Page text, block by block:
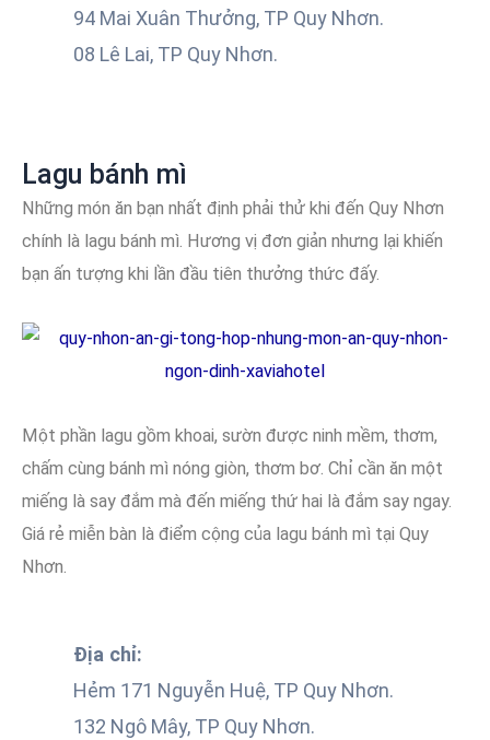
94 Mai Xuân Thưởng, TP Quy Nhơn.
08 Lê Lai, TP Quy Nhơn.
Lagu bánh mì
Những món ăn bạn nhất định phải thử khi đến Quy Nhơn
chính là lagu bánh mì. Hương vị đơn giản nhưng lại khiến
bạn ấn tượng khi lần đầu tiên thưởng thức đấy.
Một phần lagu gồm khoai, sườn được ninh mềm, thơm,
chấm cùng bánh mì nóng giòn, thơm bơ. Chỉ cần ăn một
miếng là say đắm mà đến miếng thứ hai là đắm say ngay.
Giá rẻ miễn bàn là điểm cộng của lagu bánh mì tại Quy
Nhơn.
Địa chỉ:
Hẻm 171 Nguyễn Huệ, TP Quy Nhơn.
132 Ngô Mây, TP Quy Nhơn.